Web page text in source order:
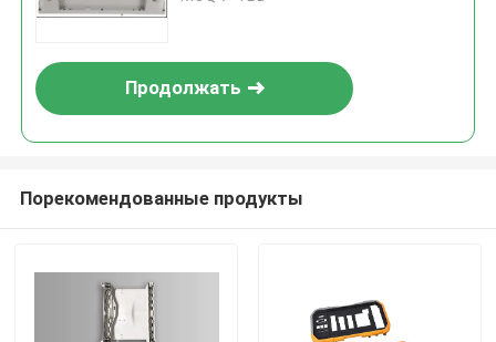
Продолжать
Порекомендованные продукты